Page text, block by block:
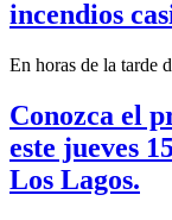
incendios
En horas de la tarde
Conozca el
este jueves
Los Lagos.